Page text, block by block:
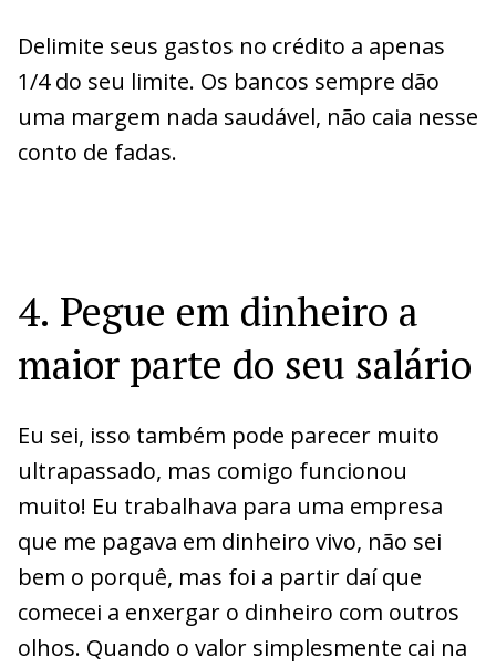
Delimite seus gastos no crédito a apenas
1/4 do seu limite. Os bancos sempre dão
uma margem nada saudável, não caia nesse
conto de fadas.
4. Pegue em dinheiro a
maior parte do seu salário
Eu sei, isso também pode parecer muito
ultrapassado, mas comigo funcionou
muito! Eu trabalhava para uma empresa
que me pagava em dinheiro vivo, não sei
bem o porquê, mas foi a partir daí que
comecei a enxergar o dinheiro com outros
olhos. Quando o valor simplesmente cai na